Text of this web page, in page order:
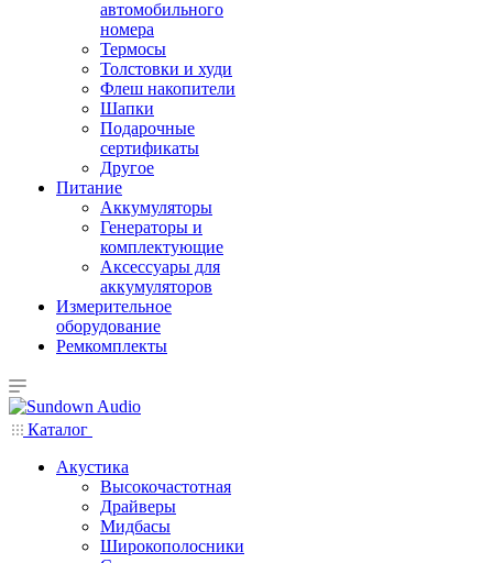
автомобильного
номера
Термосы
Толстовки и худи
Флеш накопители
Шапки
Подарочные
сертификаты
Другое
Питание
Аккумуляторы
Генераторы и
комплектующие
Аксессуары для
аккумуляторов
Измерительное
оборудование
Ремкомплекты
Каталог
Акустика
Высокочастотная
Драйверы
Мидбасы
Широкополосники